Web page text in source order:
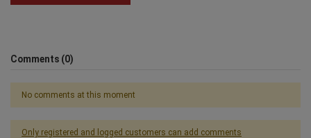
Comments (0)
No comments at this moment
Only registered and logged customers can add comments